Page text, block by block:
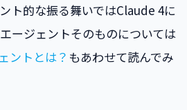
ト的な振る舞いではClaude 4に
ージェントそのものについては
ントとは？ もあわせて読んでみ